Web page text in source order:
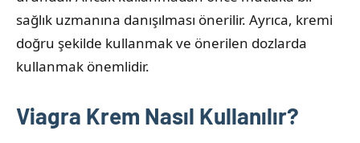
sağlık uzmanına danışılması önerilir. Ayrıca, kremi
doğru şekilde kullanmak ve önerilen dozlarda
kullanmak önemlidir.
Viagra Krem Nasıl Kullanılır?